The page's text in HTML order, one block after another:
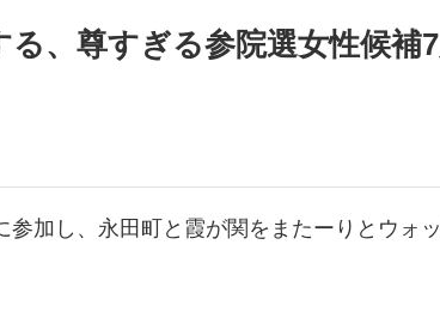
、尊すぎる参院選女性候補
参加し、永田町と霞が関をまたーりとウォ